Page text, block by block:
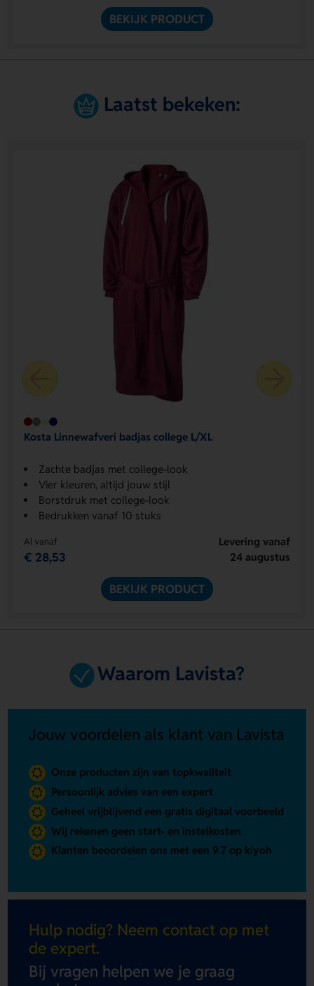
BEKIJK PRODUCT
Laatst bekeken:
Kosta Linnewafveri badjas college L/XL
Zachte badjas met college-look
Vier kleuren, altijd jouw stijl
Borstdruk met college-look
Bedrukken vanaf 10 stuks
Al vanaf
€ 28,53
Levering vanaf
24 augustus
BEKIJK PRODUCT
Waarom Lavista?
Jouw voordelen als klant van Lavista
Onze producten zijn van topkwaliteit
Persoonlijk advies van een expert
Geheel vrijblijvend een gratis digitaal voorbeeld
Wij rekenen geen start- en instelkosten
Klanten beoordelen ons met een 9.7 op kiyoh
Hulp nodig? Neem contact op met
de expert.
Bij vragen helpen we je graag